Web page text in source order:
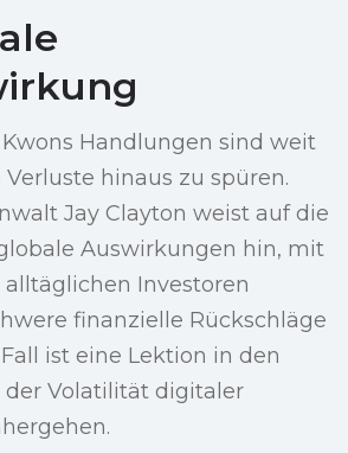
Handlungen sind weit
hinaus zu spüren.
Jay Clayton weist auf die
Auswirkungen hin, mit
alltäglichen Investoren
finanzielle Rückschläge
ist eine Lektion in den
der Volatilität digitaler